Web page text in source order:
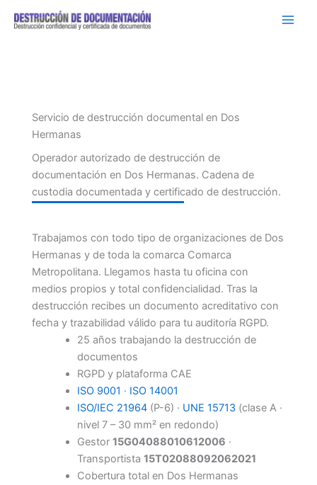
Servicio de destrucción documental en Dos
Hermanas
Operador autorizado de destrucción de
documentación en Dos Hermanas. Cadena de
custodia documentada y certificado de destrucción.
Trabajamos con todo tipo de organizaciones de Dos
Hermanas y de toda la comarca Comarca
Metropolitana. Llegamos hasta tu oficina con
medios propios y total confidencialidad. Tras la
destrucción recibes un documento acreditativo con
fecha y trazabilidad válido para tu auditoría RGPD.
25 años trabajando la destrucción de
documentos
RGPD y plataforma CAE
ISO 9001 · ISO 14001
ISO/IEC 21964(P-6) · UNE 15713(clase A ·
nivel 7 – 30 mm² en redondo)
Gestor 15G04088010612006 ·
Transportista 15T02088092062021
Cobertura total en Dos Hermanas